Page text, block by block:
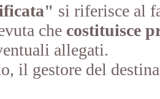
si riferisce al
che costituisce
allegati.
il gestore del